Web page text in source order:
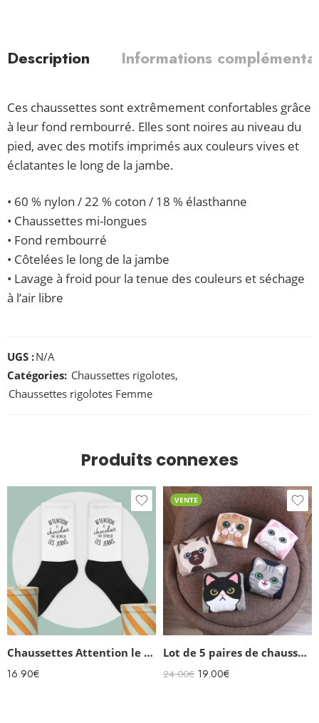
Description Informations
Ces chaussettes sont extrêmement confortables grâce
à leur fond rembourré. Elles sont noires au niveau du
pied, avec des motifs imprimés aux couleurs vives et
éclatantes le long de la jambe.
• 60 % nylon / 22 % coton / 18 % élasthanne
• Chaussettes mi-longues
• Fond rembourré
• Côtelées le long de la jambe
• Lavage à froid pour la tenue des couleurs et séchage
à l’air libre
UGS :N/A
Catégories: Chaussettes rigolotes,
Chaussettes rigolotes Femme
Produits connexes
Chaussettes Attention le Chocolat fait rétrécir les jeans
16.90€
VENTE
Lot de 5 paires de chaussettes rigolotes femme Chatons
24.00€ 19.00€